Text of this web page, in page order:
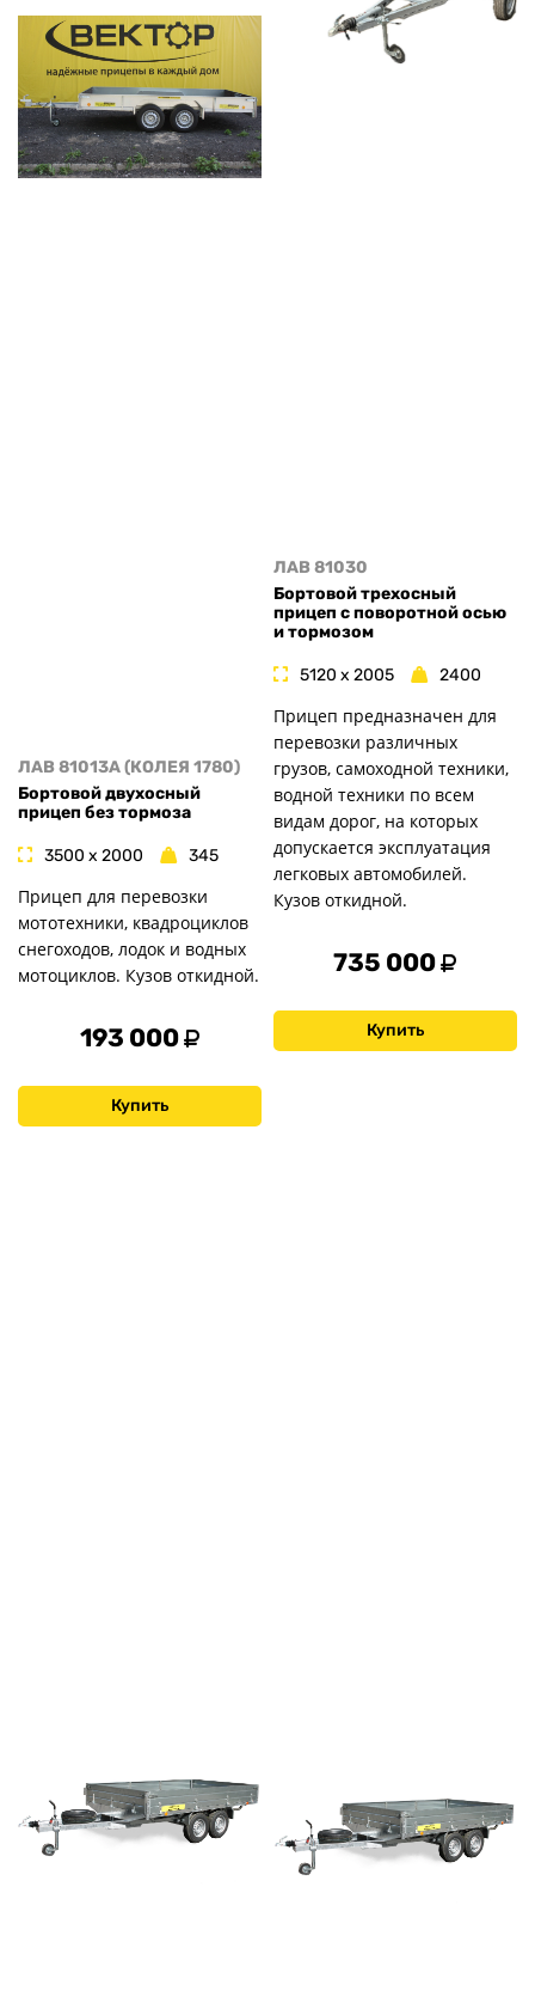
ЛАВ 81013A (КОЛЕЯ 1780)
Бортовой двухосный
прицеп без тормоза
3500 x 2000 345
Прицеп для перевозки
мототехники, квадроциклов
снегоходов, лодок и водных
мотоциклов. Кузов откидной.
193 000
Купить
ЛАВ 81030
Бортовой трехосный
прицеп с поворотной осью
и тормозом
5120 x 2005 2400
Прицеп предназначен для
перевозки различных
грузов, самоходной техники,
водной техники по всем
видам дорог, на которых
допускается эксплуатация
легковых автомобилей.
Кузов откидной.
735 000
Купить